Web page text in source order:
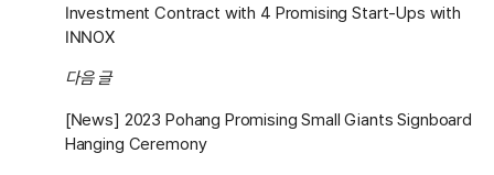
Investment Contract with 4 Promising Start-Ups with
INNOX
다음 글
[News] 2023 Pohang Promising Small Giants Signboard
Hanging Ceremony